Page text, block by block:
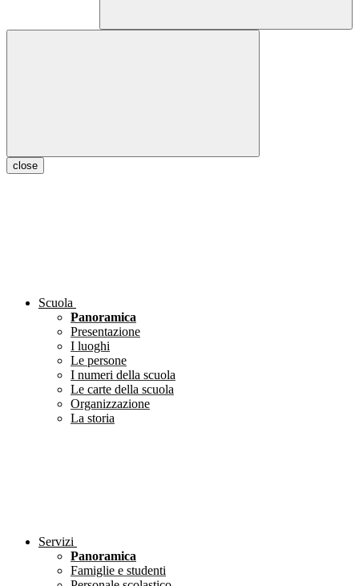
close
Scuola
Panoramica
Presentazione
I luoghi
Le persone
I numeri della scuola
Le carte della scuola
Organizzazione
La storia
Servizi
Panoramica
Famiglie e studenti